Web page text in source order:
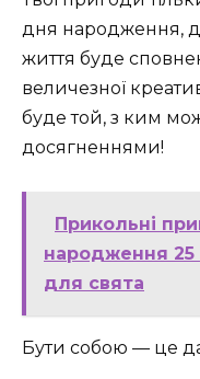
дня народження,
життя буде
величезної
буде той, з ким
досягненнями!
Прикольні
народження 25
для свята
Бути собою — це